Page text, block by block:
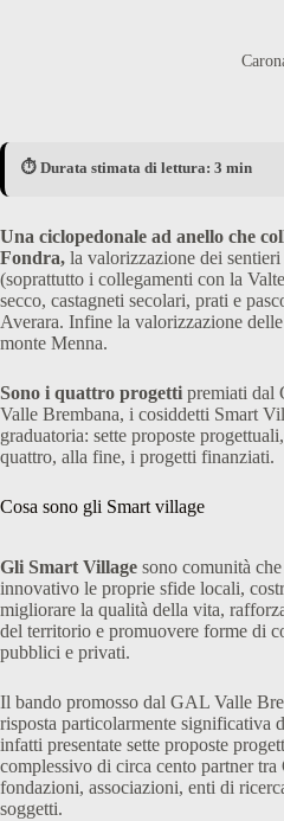
⏱️ Durata stimata di lettura: 3 min
Una ciclopedonale ad anello che
Fondra, la valorizzazione dei
(soprattutto i collegamenti con la
secco, castagneti secolari, prati e
Averara. Infine la valorizzazione
monte Menna.
Sono i quattro progetti premiati dal
Valle Brembana, i cosiddetti Smart
graduatoria: sette proposte
quattro, alla fine, i progetti finanziati.
Cosa sono gli Smart village
Gli Smart Village sono comunità
innovativo le proprie sfide locali,
migliorare la qualità della vita,
del territorio e promuovere forme di
pubblici e privati.
Il bando promosso dal GAL Valle
risposta particolarmente significativa
infatti presentate sette proposte
complessivo di circa cento partner
fondazioni, associazioni, enti di
soggetti.